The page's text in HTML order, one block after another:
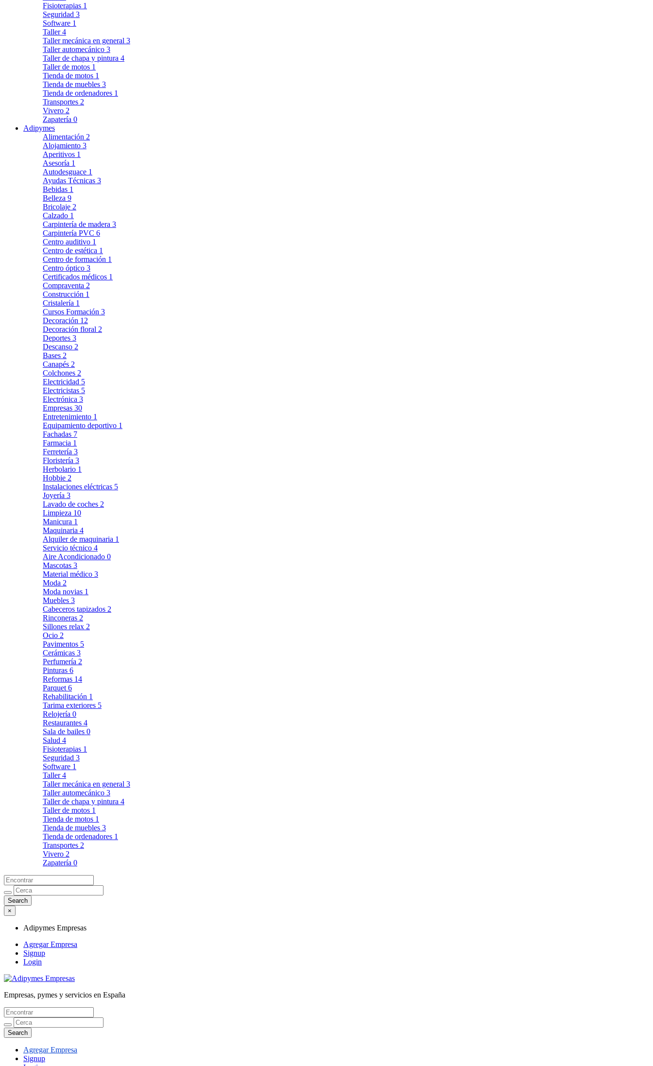
Fisioterapias 1
Seguridad 3
Software 1
Taller4
Taller mecánica en general 3
Taller automecánico 3
Taller de chapa y pintura 4
Taller de motos 1
Tienda de motos 1
Tienda de muebles 3
Tienda de ordenadores 1
Transportes 2
Vivero 2
Zapatería 0
Adipymes
Alimentación 2
Alojamiento 3
Aperitivos 1
Asesoría 1
Autodesguace 1
Ayudas Técnicas 3
Bebidas 1
Belleza 9
Bricolaje 2
Calzado 1
Carpintería de madera 3
Carpintería PVC 6
Centro auditivo 1
Centro de estética 1
Centro de formación 1
Centro óptico 3
Certificados médicos 1
Compraventa 2
Construcción 1
Cristalería 1
Cursos Formación 3
Decoración 12
Decoración floral 2
Deportes 3
Descanso 2
Bases 2
Canapés 2
Colchones 2
Electricidad 5
Electricistas 5
Electrónica 3
Empresas 30
Entretenimiento 1
Equipamiento deportivo 1
Fachadas 7
Farmacia 1
Ferretería 3
Floristería 3
Herbolario 1
Hobbie 2
Instalaciones eléctricas 5
Joyería 3
Lavado de coches 2
Limpieza 10
Manicura 1
Maquinaria 4
Alquiler de maquinaria 1
Servicio técnico 4
Aire Acondicionado 0
Mascotas 3
Material médico 3
Moda 2
Moda novias 1
Muebles 3
Cabeceros tapizados 2
Rinconeras 2
Sillones relax 2
Ocio 2
Pavimentos 5
Cerámicas 3
Perfumería 2
Pinturas 6
Reformas 14
Parquet 6
Rehabilitación 1
Tarima exteriores 5
Relojería 0
Restaurantes 4
Sala de bailes 0
Salud 4
Fisioterapias 1
Seguridad 3
Software 1
Taller4
Taller mecánica en general 3
Taller automecánico 3
Taller de chapa y pintura 4
Taller de motos 1
Tienda de motos 1
Tienda de muebles 3
Tienda de ordenadores 1
Transportes 2
Vivero 2
Zapatería 0
×
Adipymes Empresas
Agregar Empresa
Signup
Login
Adipymes Empresas
Empresas, pymes y servicios en España
Agregar Empresa
Signup